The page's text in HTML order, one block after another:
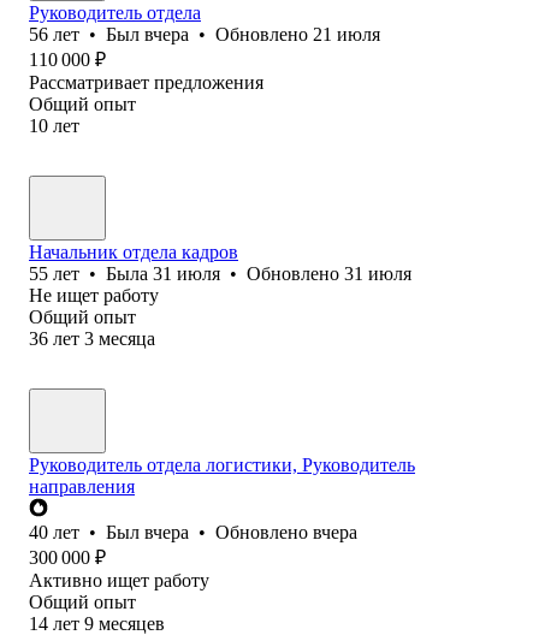
Руководитель отдела
56 лет • Был вчера • Обновлено 21 июля
110 000 ₽
Рассматривает предложения
Общий опыт
10 лет
Начальник отдела кадров
55 лет • Была 31 июля • Обновлено 31 июля
Не ищет работу
Общий опыт
36 лет 3 месяца
Руководитель отдела логистики, Руководитель
направления
40 лет • Был вчера • Обновлено вчера
300 000 ₽
Активно ищет работу
Общий опыт
14 лет 9 месяцев